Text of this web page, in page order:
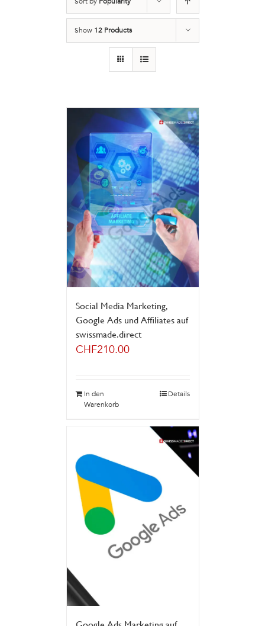
Show 12 Products
Social Media Marketing,
Google Ads und Affiliates auf
swissmade.direct
CHF210.00
In den
Warenkorb
Details